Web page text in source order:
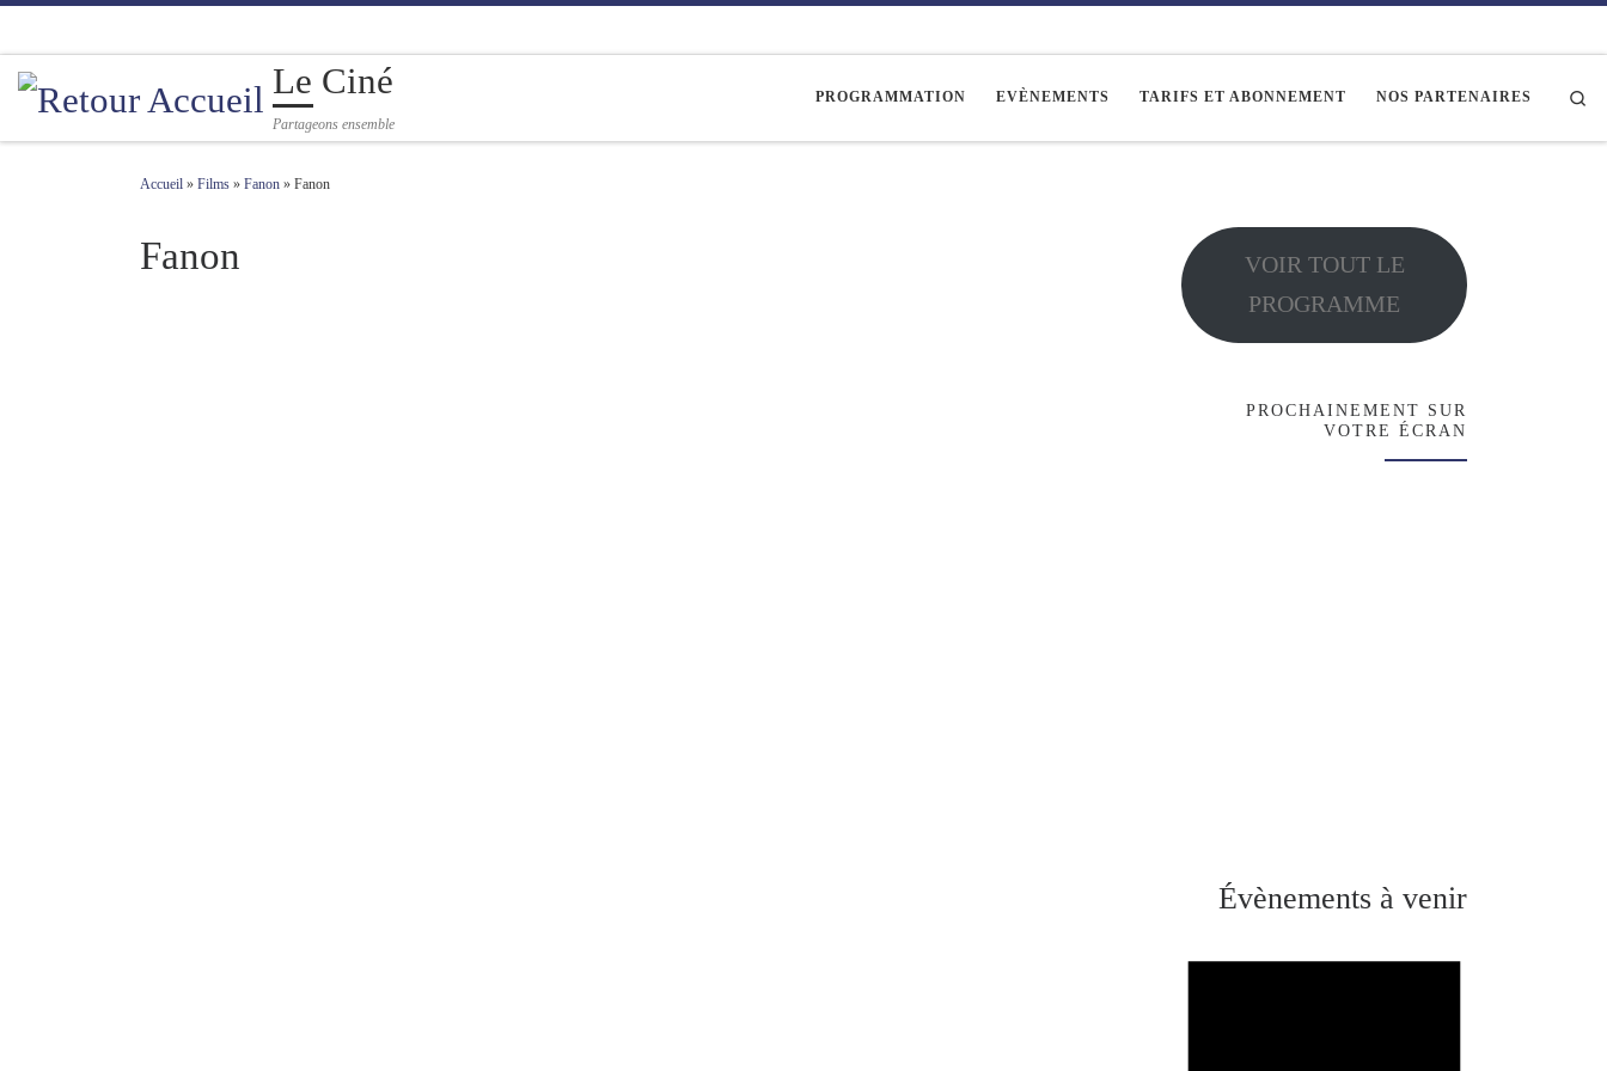
Le Ciné
Partageons ensemble
PROGRAMMATION EVÈNEMENTS TARIFS ET ABONNEMENT NOS PARTENAIRES
Accueil » Films » Fanon » Fanon
Fanon
VOIR TOUT LE
PROGRAMME
PROCHAINEMENT SUR
VOTRE ÉCRAN
Évènements à venir